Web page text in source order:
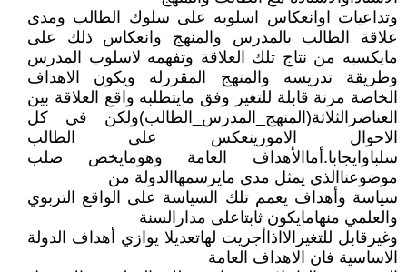
وتداعيات اوانعكاس اسلوبه على سلوك الطالب ومدى
علاقة الطالب بالمدرس والمنهج وانعكاس ذلك على
مايكسبه من نتاج تلك العلاقة وتفهمه لاسلوب المدرس
وطريقة تدريسه والمنهج المقررله ويكون الاهداف
الخاصة مرنة قابلة للتغير وفق مايتطلبه واقع العلاقة بين
العناصرالثلاثة(المنهج_المدرس_الطالب)ولكن في كل
الاحوال الامورينعكس على الطالب
سلباوايجابا.أماالأهداف العامة وهومايخص صلب
موضوعناالذي يمثل مدى مايرسمهاالدولة من
سياسة وأهداف يعمم تلك السياسة على الواقع التربوي
والعلمي منهامايكون ثابتاعلى مدارالسنة
وغيرقابل للتغيرالااذاأجريت لهاتعديلا يوازي أهداف الدولة
الاساسية فان الاهداف العامة